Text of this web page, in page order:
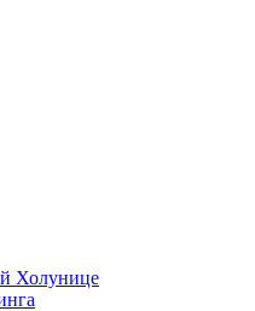
Холунице